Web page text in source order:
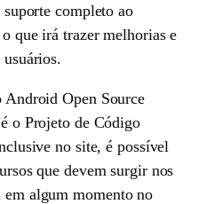
completo ao
que irá trazer melhorias e
usuários.
Open Source
o Projeto de Código
no site, é possível
que devem surgir nos
algum momento no